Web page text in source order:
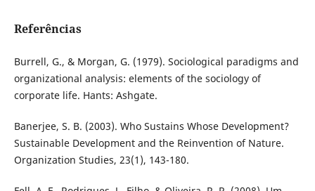
Referências
Burrell, G., & Morgan, G. (1979). Sociological paradigms and
organizational analysis: elements of the sociology of
corporate life. Hants: Ashgate.
Banerjee, S. B. (2003). Who Sustains Whose Development?
Sustainable Development and the Reinvention of Nature.
Organization Studies, 23(1), 143-180.